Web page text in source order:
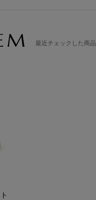
最近チェックした商品